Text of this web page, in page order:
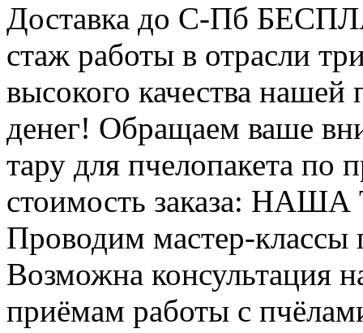
Доставка до С-Пб
стаж работы в отрасли
высокого качества
денег! Обращаем ваше
тару для пчелопакета по
стоимость заказа:
Проводим мастер-классы
Возможна консультация
приёмам работы с